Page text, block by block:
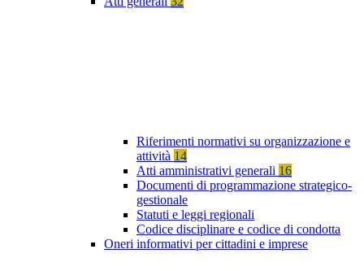
Riferimenti normativi su organizzazione e
attività 14
Atti amministrativi generali 16
Documenti di programmazione strategico-
gestionale
Statuti e leggi regionali
Codice disciplinare e codice di condotta
Oneri informativi per cittadini e imprese